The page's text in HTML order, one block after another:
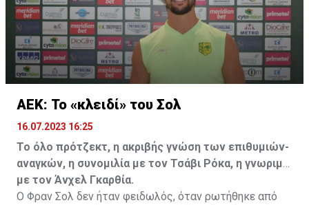
ΑΕΚ: Το «κλειδί» του Σολ
16.07.2023 16:25
Το όλο πρότζεκτ, η ακριβής γνώση των επιθυμιών-
αναγκών, η συνομιλία με τον Τσάβι Ρόκα, η γνωριμία
με τον Άνχελ Γκαρθία.
Ο Φραν Σολ δεν ήταν φειδωλός, όταν ρωτήθηκε από